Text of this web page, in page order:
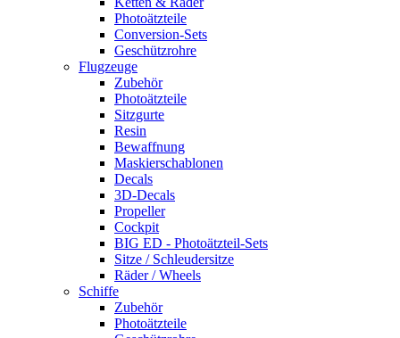
Photoätzteile
Conversion-Sets
Geschützrohre
Flugzeuge
Zubehör
Photoätzteile
Sitzgurte
Resin
Bewaffnung
Maskierschablonen
Decals
3D-Decals
Propeller
Cockpit
BIG ED - Photoätzteil-Sets
Sitze / Schleudersitze
Räder / Wheels
Schiffe
Zubehör
Photoätzteile